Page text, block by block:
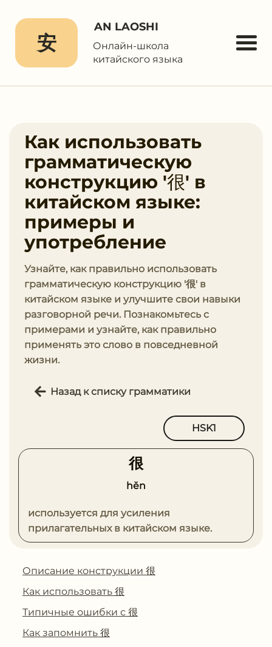
安
AN LAOSHI
Онлайн-школа
китайского языка
Как использовать
грамматическую
конструкцию '很' в
китайском языке:
примеры и
употребление
Узнайте, как правильно использовать
грамматическую конструкцию '很' в
китайском языке и улучшите свои навыки
разговорной речи. Познакомьтесь с
примерами и узнайте, как правильно
применять это слово в повседневной
жизни.
Назад к списку грамматики
HSK1
很
hěn
используется для усиления
прилагательных в китайском языке.
Описание конструкции 很
Как использовать 很
Типичные ошибки с 很
Как запомнить 很